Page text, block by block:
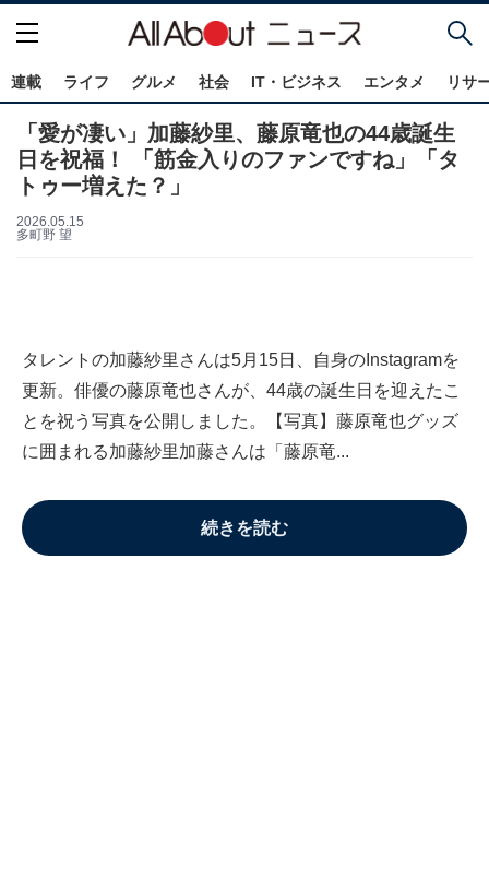
連載 ライフ グルメ 社会 IT・ビジネス エンタメ リサ
「愛が凄い」加藤紗里、藤原竜也の44歳誕生
日を祝福！ 「筋金入りのファンですね」「タ
トゥー増えた？」
2026.05.15
多町野 望
タレントの加藤紗里さんは5月15日、自身のInstagramを
更新。俳優の藤原竜也さんが、44歳の誕生日を迎えたこ
とを祝う写真を公開しました。【写真】藤原竜也グッズ
に囲まれる加藤紗里加藤さんは「藤原竜...
続きを読む